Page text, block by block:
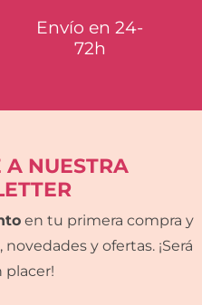
Envío en 24-
72h
A NUESTRA
en tu primera compra y
y ofertas. ¡Será
placer!